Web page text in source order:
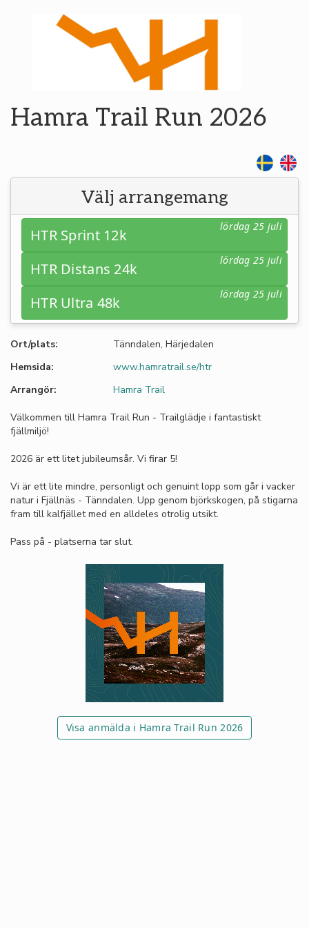
Hamra Trail Run 2026
Välj arrangemang
lördag 25 juli
HTR Sprint 12k
lördag 25 juli
HTR Distans 24k
lördag 25 juli
HTR Ultra 48k
Ort/plats:
Tänndalen, Härjedalen
Hemsida:
www.hamratrail.se/htr
Arrangör:
Hamra Trail
Välkommen till Hamra Trail Run - Trailglädje i fantastiskt
fjällmiljö!
2026 är ett litet jubileumsår. Vi firar 5!
Vi är ett lite mindre, personligt och genuint lopp som går i vacker
natur i Fjällnäs - Tänndalen. Upp genom björkskogen, på stigarna
fram till kalfjället med en alldeles otrolig utsikt.
Pass på - platserna tar slut.
Visa anmälda i Hamra Trail Run 2026